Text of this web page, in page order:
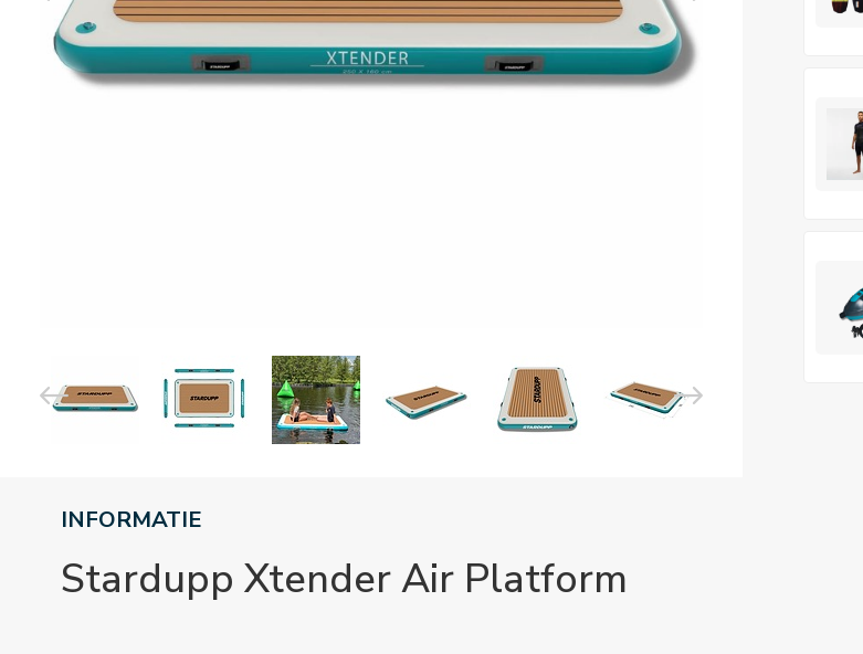
INFORMATIE
Stardupp Xtender Air Platform